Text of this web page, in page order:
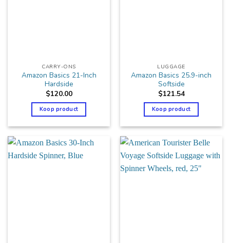
CARRY-ONS
Amazon Basics 21-Inch
Hardside
$120.00
Koop product
LUGGAGE
Amazon Basics 25.9-inch
Softside
$121.54
Koop product